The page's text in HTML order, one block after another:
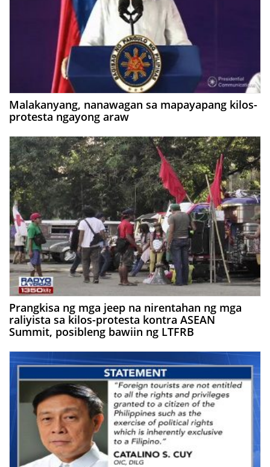
Malakanyang, nanawagan sa mapayapang kilos-
protesta ngayong araw
Prangkisa ng mga jeep na nirentahan ng mga
raliyista sa kilos-protesta kontra ASEAN
Summit, posibleng bawiin ng LTFRB